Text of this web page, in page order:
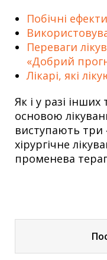
Побічні
Переваги
«Добрий
Лікарі, які
Як і у разі
основою
виступають три
хірургічне
променева